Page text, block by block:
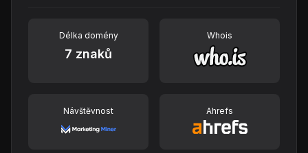
Délka domény
7 znaků
Whois
Návštěvnost Ahrefs